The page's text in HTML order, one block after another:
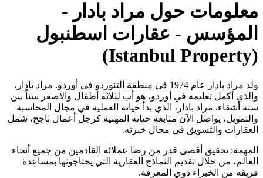
معلومات حول مراد بادار -
المؤسس - عقارات اسطنبول
(Istanbul Property)
ولد مراد بادار عام 1974 في منطقة ألتنوردو في أوردو. مراد بادار،
والذي أكمل تعليمه في أوردو، هو أب لثلاثة أطفال والاصغر سناً بين
ستة أشقاء. مراد بادار، الذي بدأ حياته العملية في مجال المحاسبة
والتمويل، يواصل الآن متابعة حياته المهنية كرجل أعمال ناجح، شمل
العقارات والتسويق في مجال خبرته.
المهمة: تحقيق أقصى قدر من رضا عملائه القادمين من جميع أنحاء
العالم، من خلال تقديم النماذج العقارية التي يحتاجونها بمساعدة
فريقه من الخبراء ذوي المعرفة.